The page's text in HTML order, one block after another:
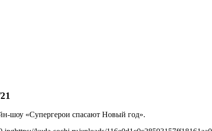
шоу «Супергерои спасают Новый год».